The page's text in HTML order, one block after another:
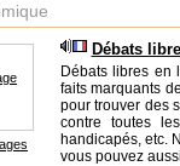
Débats
Débats libres en
faits marquants
pour trouver des
contre toutes
handicapés, etc.
vous pouvez